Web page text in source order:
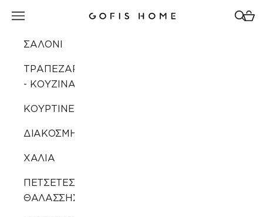
Gofis Home
Άνοιγμα μενού πλοήγησης
ΣΑΛΟΝΙ
ΤΡΑΠΕΖΑΡΙΑ
- ΚΟΥΖΙΝΑ
ΚΟΥΡΤΙΝΕΣ
ΔΙΑΚΟΣΜΗΣΗ
ΧΑΛΙΑ
ΠΕΤΣΕΤΕΣ
ΘΑΛΑΣΣΗΣ